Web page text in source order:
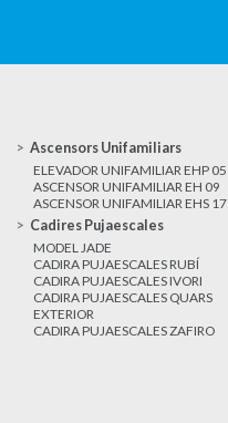
Ascensors Unifamiliars
ELEVADOR UNIFAMILIAR EHP 05
ASCENSOR UNIFAMILIAR EH 09
ASCENSOR UNIFAMILIAR EHS 17
Cadires Pujaescales
MODEL JADE
CADIRA PUJAESCALES RUBÍ
CADIRA PUJAESCALES IVORI
CADIRA PUJAESCALES QUARS
EXTERIOR
CADIRA PUJAESCALES ZAFIRO